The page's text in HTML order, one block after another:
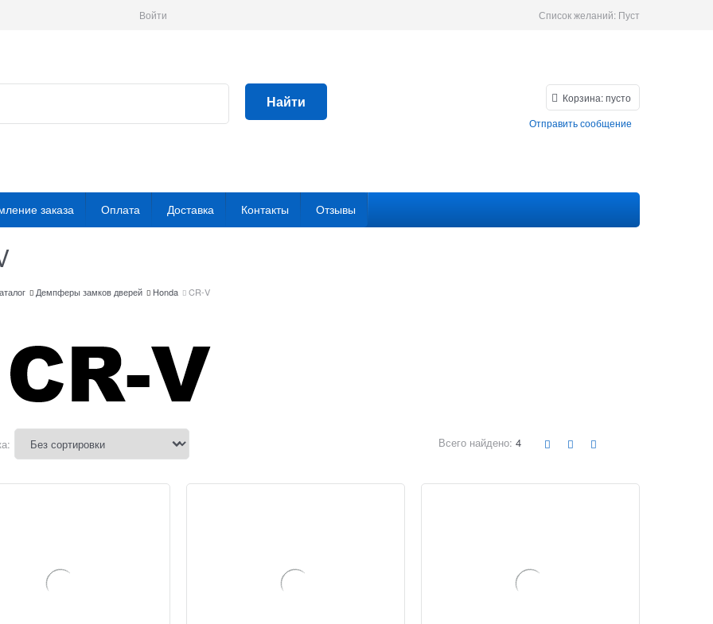
Войти Список желаний: Пуст
Найти Корзина:пусто
Отправить сообщение
заказа Оплата Доставка Контакты Отзывы
Демпферы замков дверей Honda CR-V
Всего найдено: 4